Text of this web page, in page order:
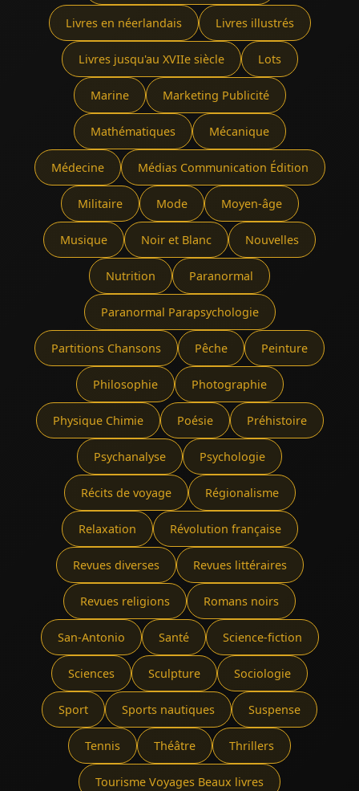
Livres en néerlandais Livres illustrés
Livres jusqu'au XVIIe siècle Lots
Marine Marketing Publicité
Mathématiques Mécanique
Médecine Médias Communication Édition
Militaire Mode Moyen-âge
Musique Noir et Blanc Nouvelles
Nutrition Paranormal
Paranormal Parapsychologie
Partitions Chansons Pêche Peinture
Philosophie Photographie
Physique Chimie Poésie Préhistoire
Psychanalyse Psychologie
Récits de voyage Régionalisme
Relaxation Révolution française
Revues diverses Revues littéraires
Revues religions Romans noirs
San-Antonio Santé Science-fiction
Sciences Sculpture Sociologie
Sport Sports nautiques Suspense
Tennis Théâtre Thrillers
Tourisme Voyages Beaux livres